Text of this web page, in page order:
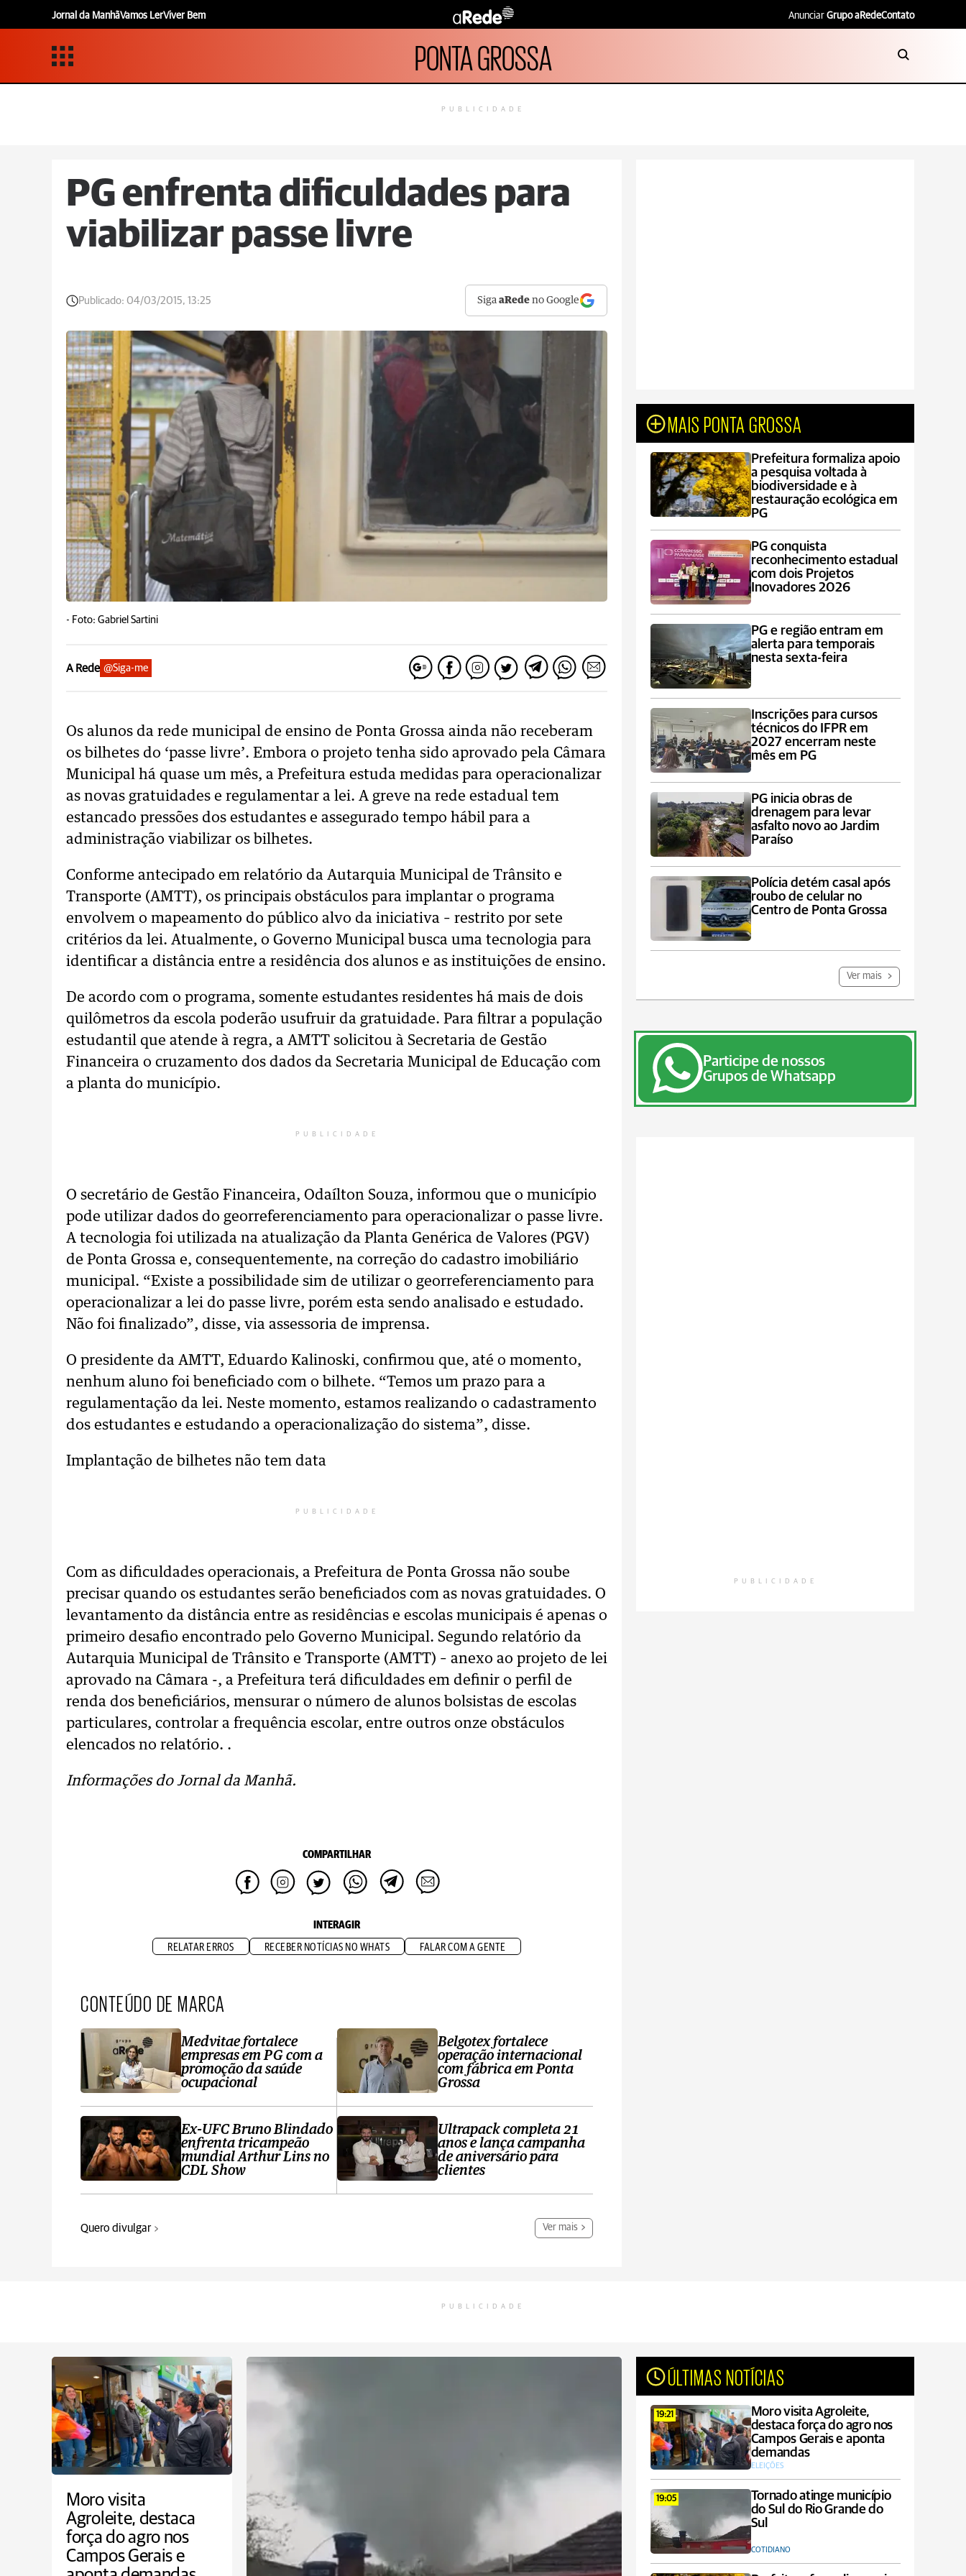
Jornal da ManhãVamos LerViver Bem Anunciar Grupo aRedeContato
PONTA GROSSA
PUBLICIDADE
PG enfrenta dificuldades para
viabilizar passe livre
Publicado: 04/03/2015, 13:25 SigaaRede no Google
- Foto: Gabriel Sartini
A Rede @Siga-me
Os alunos da rede municipal de ensino de Ponta Grossa ainda não receberam
os bilhetes do ‘passe livre’. Embora o projeto tenha sido aprovado pela Câmara
Municipal há quase um mês, a Prefeitura estuda medidas para operacionalizar
as novas gratuidades e regulamentar a lei. A greve na rede estadual tem
estancado pressões dos estudantes e assegurado tempo hábil para a
administração viabilizar os bilhetes.
Conforme antecipado em relatório da Autarquia Municipal de Trânsito e
Transporte (AMTT), os principais obstáculos para implantar o programa
envolvem o mapeamento do público alvo da iniciativa – restrito por sete
critérios da lei. Atualmente, o Governo Municipal busca uma tecnologia para
identificar a distância entre a residência dos alunos e as instituições de ensino.
De acordo com o programa, somente estudantes residentes há mais de dois
quilômetros da escola poderão usufruir da gratuidade. Para filtrar a população
estudantil que atende à regra, a AMTT solicitou à Secretaria de Gestão
Financeira o cruzamento dos dados da Secretaria Municipal de Educação com
a planta do município.
PUBLICIDADE
O secretário de Gestão Financeira, Odaílton Souza, informou que o município
pode utilizar dados do georreferenciamento para operacionalizar o passe livre.
A tecnologia foi utilizada na atualização da Planta Genérica de Valores (PGV)
de Ponta Grossa e, consequentemente, na correção do cadastro imobiliário
municipal. “Existe a possibilidade sim de utilizar o georreferenciamento para
operacionalizar a lei do passe livre, porém esta sendo analisado e estudado.
Não foi finalizado”, disse, via assessoria de imprensa.
O presidente da AMTT, Eduardo Kalinoski, confirmou que, até o momento,
nenhum aluno foi beneficiado com o bilhete. “Temos um prazo para a
regulamentação da lei. Neste momento, estamos realizando o cadastramento
dos estudantes e estudando a operacionalização do sistema”, disse.
Implantação de bilhetes não tem data
PUBLICIDADE
Com as dificuldades operacionais, a Prefeitura de Ponta Grossa não soube
precisar quando os estudantes serão beneficiados com as novas gratuidades. O
levantamento da distância entre as residências e escolas municipais é apenas o
primeiro desafio encontrado pelo Governo Municipal. Segundo relatório da
Autarquia Municipal de Trânsito e Transporte (AMTT) – anexo ao projeto de lei
aprovado na Câmara -, a Prefeitura terá dificuldades em definir o perfil de
renda dos beneficiários, mensurar o número de alunos bolsistas de escolas
particulares, controlar a frequência escolar, entre outros onze obstáculos
elencados no relatório. .
Informações do Jornal da Manhã.
COMPARTILHAR
INTERAGIR
RELATAR ERROS RECEBER NOTÍCIAS NO WHATS FALAR COM A GENTE
CONTEÚDO DE MARCA
Medvitae fortalece
empresas em PG com a
promoção da saúde
ocupacional
Ex-UFC Bruno Blindado
enfrenta tricampeão
mundial Arthur Lins no
CDL Show
Belgotex fortalece
operação internacional
com fábrica em Ponta
Grossa
Ultrapack completa 21
anos e lança campanha
de aniversário para
clientes
Quero divulgar Ver mais
MAIS PONTA GROSSA
Prefeitura formaliza apoio
a pesquisa voltada à
biodiversidade e à
restauração ecológica em
PG
PG conquista
reconhecimento estadual
com dois Projetos
Inovadores 2026
PG e região entram em
alerta para temporais
nesta sexta-feira
Inscrições para cursos
técnicos do IFPR em
2027 encerram neste
mês em PG
PG inicia obras de
drenagem para levar
asfalto novo ao Jardim
Paraíso
Polícia detém casal após
roubo de celular no
Centro de Ponta Grossa
Ver mais
Participe de nossos
Grupos de Whatsapp
PUBLICIDADE
PUBLICIDADE
Moro visita
Agroleite, destaca
força do agro nos
Campos Gerais e
ÚLTIMAS NOTÍCIAS
19:21
Moro visita Agroleite,
destaca força do agro nos
Campos Gerais e aponta
demandas
ELEIÇÕES
19:05
Tornado atinge município
do Sul do Rio Grande do
Sul
COTIDIANO